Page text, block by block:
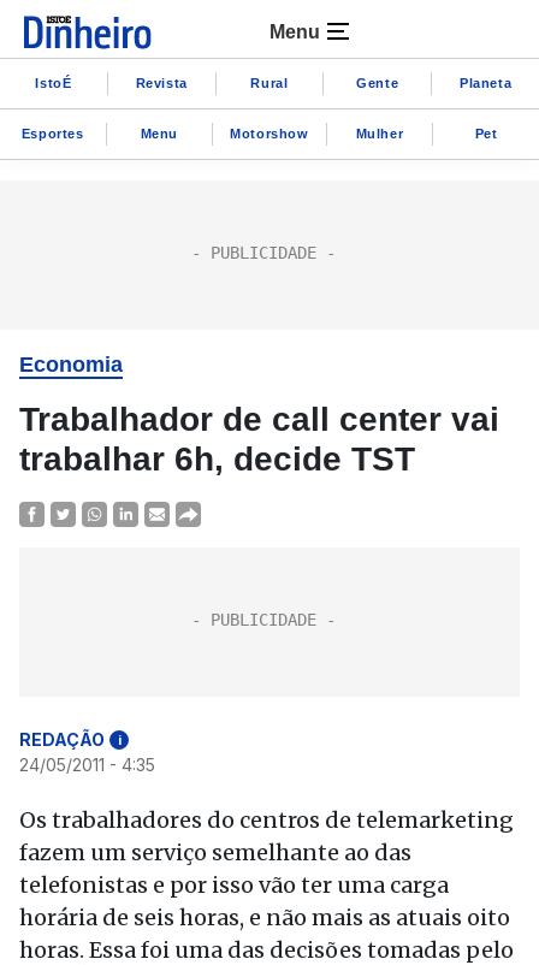
Menu
IstoÉ Revista Rural Gente Planeta
Esportes Menu Motorshow Mulher Pet
Economia
Trabalhador de call center vai
trabalhar 6h, decide TST
REDAÇÃO i
24/05/2011 - 4:35
Os trabalhadores do centros de telemarketing
fazem um serviço semelhante ao das
telefonistas e por isso vão ter uma carga
horária de seis horas, e não mais as atuais oito
horas. Essa foi uma das decisões tomadas pelo